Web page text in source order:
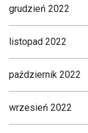
grudzień 2022
listopad 2022
październik 2022
wrzesień 2022